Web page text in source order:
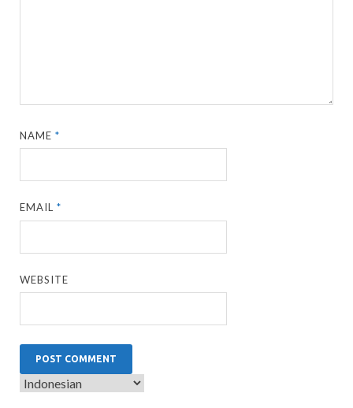
NAME*
EMAIL*
WEBSITE